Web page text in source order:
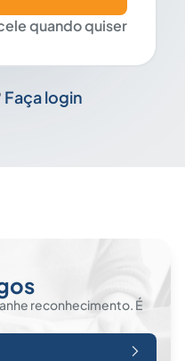
quando quiser
Faça login
reconhecimento. É